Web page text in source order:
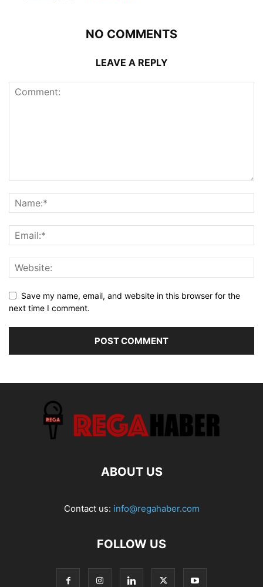
NO COMMENTS
LEAVE A REPLY
Save my name, email, and website in this browser for the
next time I comment.
ABOUT US
Contact us: info@regahaber.com
FOLLOW US